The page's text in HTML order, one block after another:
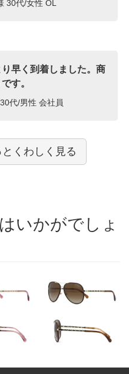
30代/女性 OL
早く到着しました。商
す。
代/男性 会社員
くわしく見る
いかがでしょ